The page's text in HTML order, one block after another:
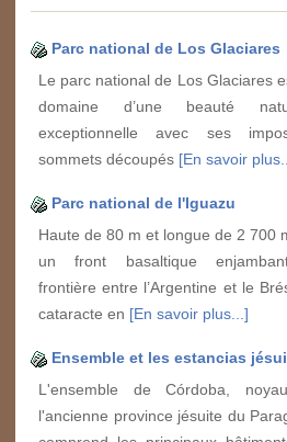
Parc national de Los Glaciares
Le parc national de Los Glaciares
domaine d’une beauté
exceptionnelle avec ses
sommets découpés [En savoir
Parc national de l'Iguazu
Haute de 80 m et longue de 2 700
un front basaltique
frontière entre l’Argentine et le
cataracte en [En savoir plus...]
Ensemble et les estancias
L'ensemble de Córdoba,
l'ancienne province jésuite du